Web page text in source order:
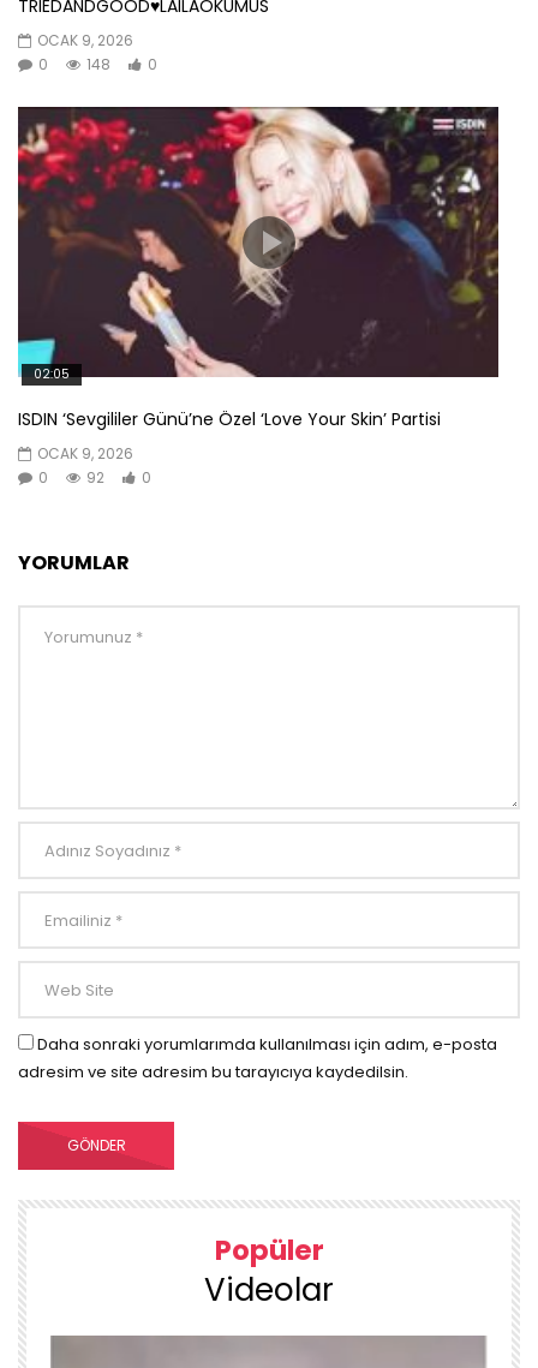
TRIEDANDGOOD♥️LAILAOKUMUS
OCAK 9, 2026
0
148 0
02:05
ISDIN ‘Sevgililer Günü’ne Özel ‘Love Your Skin’ Partisi
OCAK 9, 2026
0
92 0
YORUMLAR
Daha sonraki yorumlarımda kullanılması için adım, e-posta
adresim ve site adresim bu tarayıcıya kaydedilsin.
Popüler
Videolar